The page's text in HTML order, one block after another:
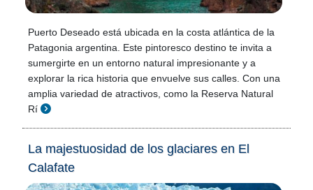
Puerto Deseado está ubicada en la costa atlántica de la
Patagonia argentina. Este pintoresco destino te invita a
sumergirte en un entorno natural impresionante y a
explorar la rica historia que envuelve sus calles. Con una
amplia variedad de atractivos, como la Reserva Natural
Rí
La majestuosidad de los glaciares en El
Calafate